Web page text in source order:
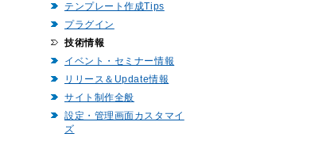
テンプレート作成Tips
プラグイン
技術情報
イベント・セミナー情報
リリース＆Update情報
サイト制作全般
設定・管理画面カスタマイ
ズ